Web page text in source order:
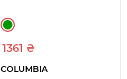
1361 ₴
COLUMBIA